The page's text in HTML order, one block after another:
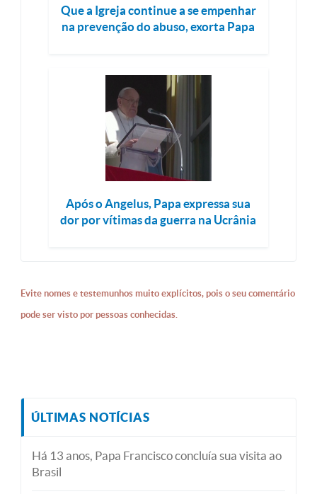
Que a Igreja continue a se empenhar
na prevenção do abuso, exorta Papa
Após o Angelus, Papa expressa sua
dor por vítimas da guerra na Ucrânia
Evite nomes e testemunhos muito explícitos, pois o seu comentário
pode ser visto por pessoas conhecidas.
ÚLTIMAS NOTÍCIAS
Há 13 anos, Papa Francisco concluía sua visita ao
Brasil